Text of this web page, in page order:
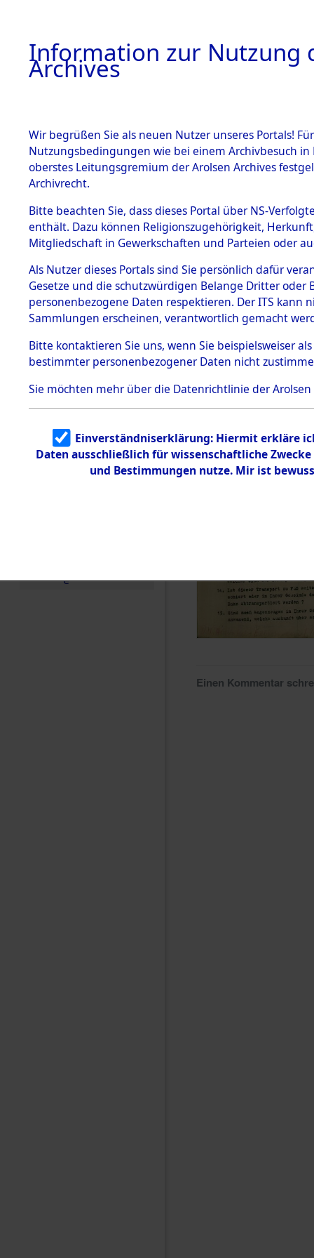
BESTÄNDE
1.
mente
5. Verschiedenes
5.3
Todesmärsche
5.3.1 Alliierte
Erhebungen
zu
Todesmärsch
en
5.3.2
Identifizierun
g
5.3.3
Todesmärsch
e
Einen Kommentar
Information zur Nutzung
Archives
Wir begrüßen Sie als neuen Nutzer unseres Portals!
Nutzungsbedingungen wie bei einem Archivbesuch
oberstes Leitungsgremium der Arolsen Archives
Archivrecht.
Bitte beachten Sie, dass dieses Portal über NS-
enthält. Dazu können Religionszugehörigkeit,
Mitgliedschaft in Gewerkschaften und Parteien oder
Als Nutzer dieses Portals sind Sie persönlich dafür
Gesetze und die schutzwürdigen Belange Dritter
personenbezogene Daten respektieren. Der ITS
Sammlungen erscheinen, verantwortlich gemacht
Bitte kontaktieren Sie uns, wenn Sie beispielsweiser
bestimmter personenbezogener Daten nicht
Sie möchten mehr über die Datenrichtlinie der Arolsen
Einverständniserklärung: Hiermit erkläre
Daten ausschließlich für wissenschaftliche
und Bestimmungen nutze. Mir ist